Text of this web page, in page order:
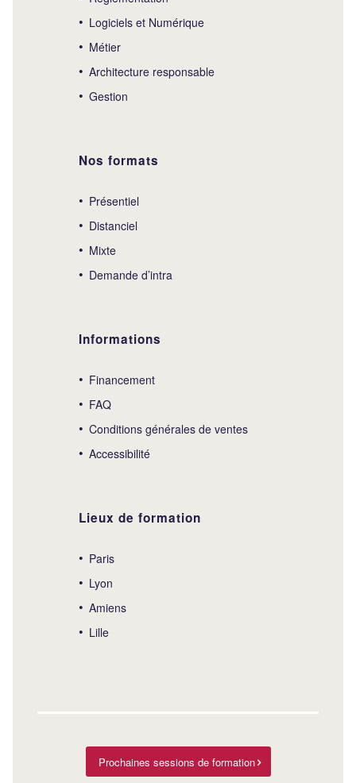
Logiciels et Numérique
Métier
Architecture responsable
Gestion
Nos formats
Présentiel
Distanciel
Mixte
Demande d’intra
Informations
Financement
FAQ
Conditions générales de ventes
Accessibilité
Lieux de formation
Paris
Lyon
Amiens
Lille
Prochaines sessions de formation